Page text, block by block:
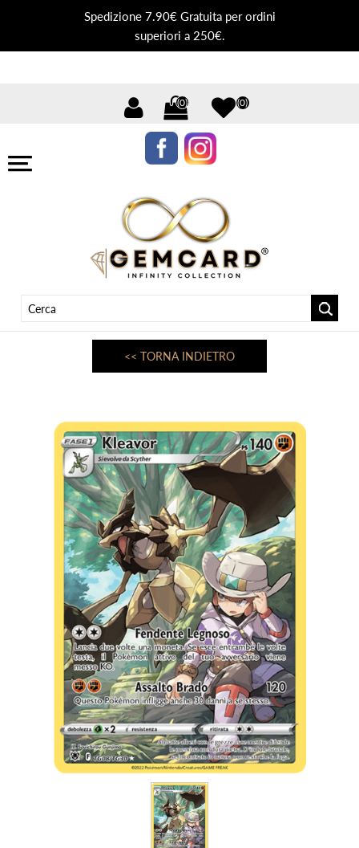
Spedizione 7.90€ Gratuita per ordini
superiori a 250€.
(0) (0)
<< TORNA INDIETRO